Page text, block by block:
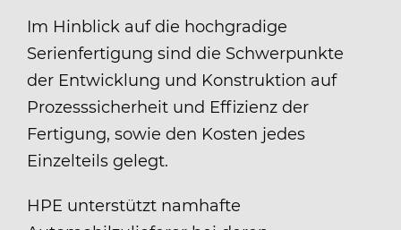
Im Hinblick auf die hochgradige
Serienfertigung sind die Schwerpunkte
der Entwicklung und Konstruktion auf
Prozesssicherheit und Effizienz der
Fertigung, sowie den Kosten jedes
Einzelteils gelegt.
HPE unterstützt namhafte